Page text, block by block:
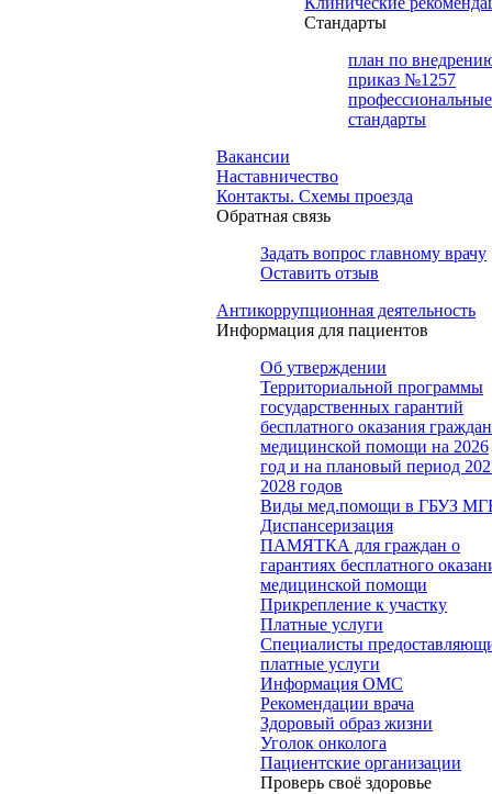
Cтандарты
план по
приказ №1257
профессиональные
стандарты
Вакансии
Наставничество
Контакты. Схемы проезда
Обратная связь
Задать вопрос главному врачу
Оставить отзыв
Антикоррупционная деятельность
Информация для пациентов
Об утверждении
Территориальной программы
государственных гарантий
бесплатного оказания
медицинской помощи на 2026
год и на плановый период
2028 годов
Виды мед.помощи в ГБУЗ
Диспансеризация
ПАМЯТКА для граждан о
гарантиях бесплатного
медицинской помощи
Прикрепление к участку
Платные услуги
Специалисты
платные услуги
Информация ОМС
Рекомендации врача
Здоровый образ жизни
Уголок онколога
Пациентские организации
Проверь своё здоровье